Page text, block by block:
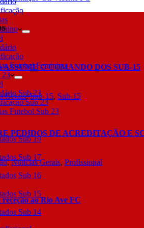
Futebol Feminino
23
Sub 23
Sub 23
Futebol Sub 23
Sub 19
Sub 17
Sub 16
Sub 15
Sub 14
O COMANDO DOS SUB-15
Gerais,Sub-15, Sub-15
PEDIDOS DE ACREDITAÇÃO E
,Notícias Gerais, Profissional
ao Rio Ave FC